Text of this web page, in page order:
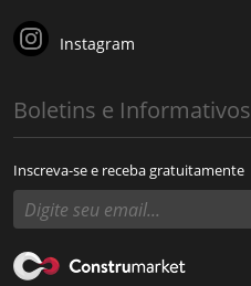
Instagram
Boletins e Informativos
Inscreva-se e receba gratuitamente